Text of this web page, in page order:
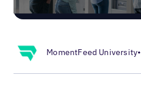
MomentFeed University•